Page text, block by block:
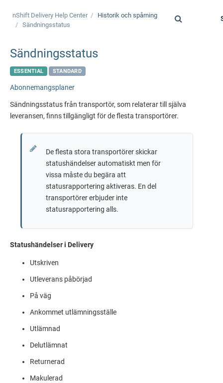
nShift Delivery Help Center
Historik och spårning
Sändningsstatus
Sändningsstatus
ESSENTIAL STANDARD
Abonnemangsplaner
Sändningsstatus från transportör, som relaterar till själva
leveransen, finns tillgängligt för de flesta transportörer.
De flesta stora transportörer skickar
statushändelser automatiskt men för
vissa måste du begära att
statusrapportering aktiveras. En del
transportörer erbjuder inte
statusrapportering alls.
Statushändelser i Delivery
Utskriven
Utleverans påbörjad
På väg
Ankommet utlämningsställe
Utlämnad
Delutlämnat
Returnerad
Makulerad